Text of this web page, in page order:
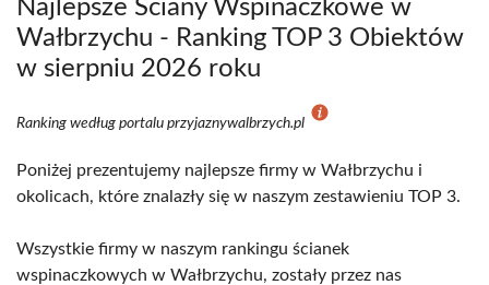
Najlepsze Ściany Wspinaczkowe w
Wałbrzychu - Ranking TOP 3 Obiektów
w sierpniu 2026 roku
Ranking według portalu przyjaznywalbrzych.pl
Poniżej prezentujemy najlepsze firmy w Wałbrzychu i
okolicach, które znalazły się w naszym zestawieniu TOP 3.
Wszystkie firmy w naszym rankingu ścianek
wspinaczkowych w Wałbrzychu, zostały przez nas